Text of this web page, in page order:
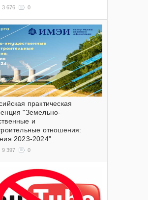
3 676 0
практическая
"Земельно-
и
отношения:
2023-2024"
9 397 0